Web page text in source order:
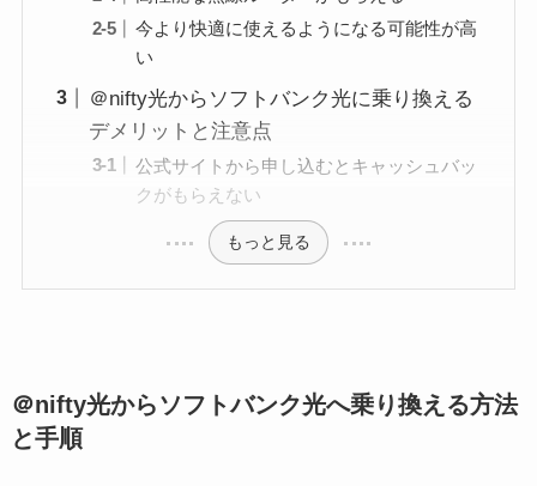
今より快適に使えるようになる可能性が高
い
＠nifty光からソフトバンク光に乗り換える
デメリットと注意点
公式サイトから申し込むとキャッシュバッ
クがもらえない
もっと見る
＠nifty光からソフトバンク光へ乗り換える方法
と手順